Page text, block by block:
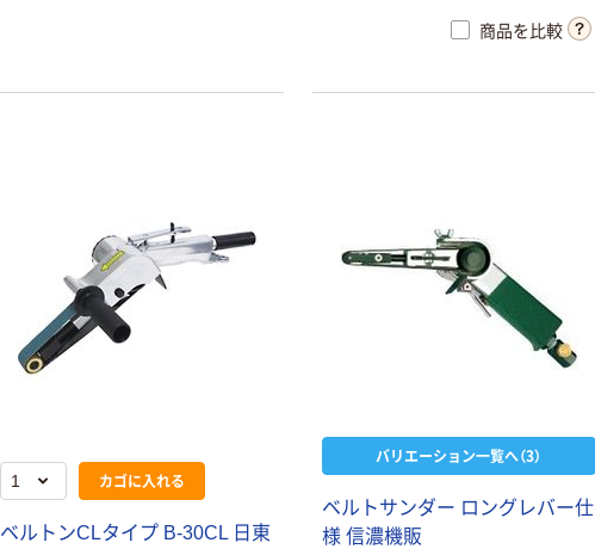
商品を比較
カゴに入れる
ベルトンCLタイプ B-30CL 日東
バリエーション一覧へ（3）
ベルトサンダー ロングレバー仕
様 信濃機販